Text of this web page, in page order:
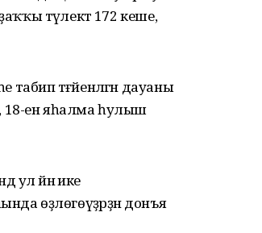
тәүлектә 172 кеше,
тәғәйенләгән дауаны
18-ен яһалма һулыш
ул йәнә ике
өҙлөгөүҙәрҙән донъя